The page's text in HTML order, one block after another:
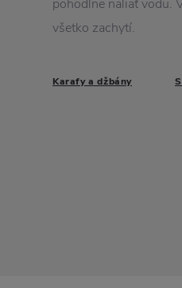
pohodlne naliať vodu.
všetko zachytí.
Karafy a džbány